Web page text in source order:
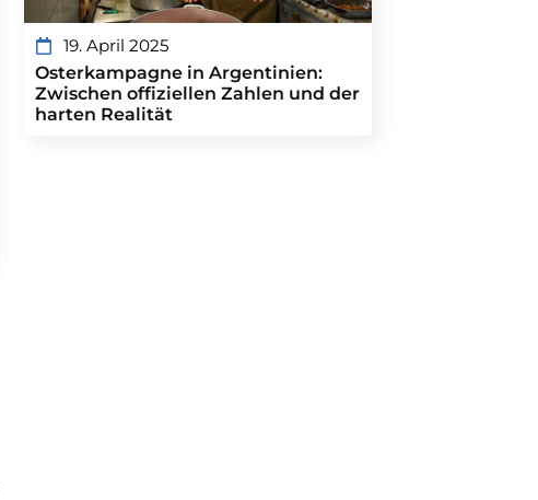
19. April 2025
Osterkampagne in Argentinien:
Zwischen offiziellen Zahlen und der
harten Realität